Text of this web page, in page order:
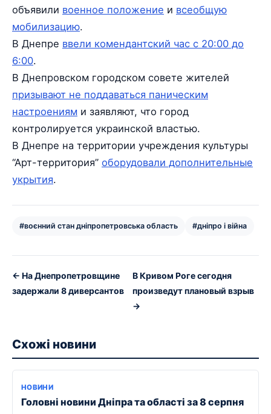
объявили военное положение и всеобщую
мобилизацию.
В Днепре ввели комендантский час с 20:00 до
6:00.
В Днепровском городском совете жителей
призывают не поддаваться паническим
настроениям и заявляют, что город
контролируется украинской властью.
В Днепре на территории учреждения культуры
“Арт-территория” оборудовали дополнительные
укрытия.
#воєнний стан дніпропетровська область #дніпро і війна
← На Днепропетровщине
задержали 8 диверсантов
В Кривом Роге сегодня
произведут плановый взрыв
→
Схожі новини
НОВИНИ
Головні новини Дніпра та області за 8 серпня